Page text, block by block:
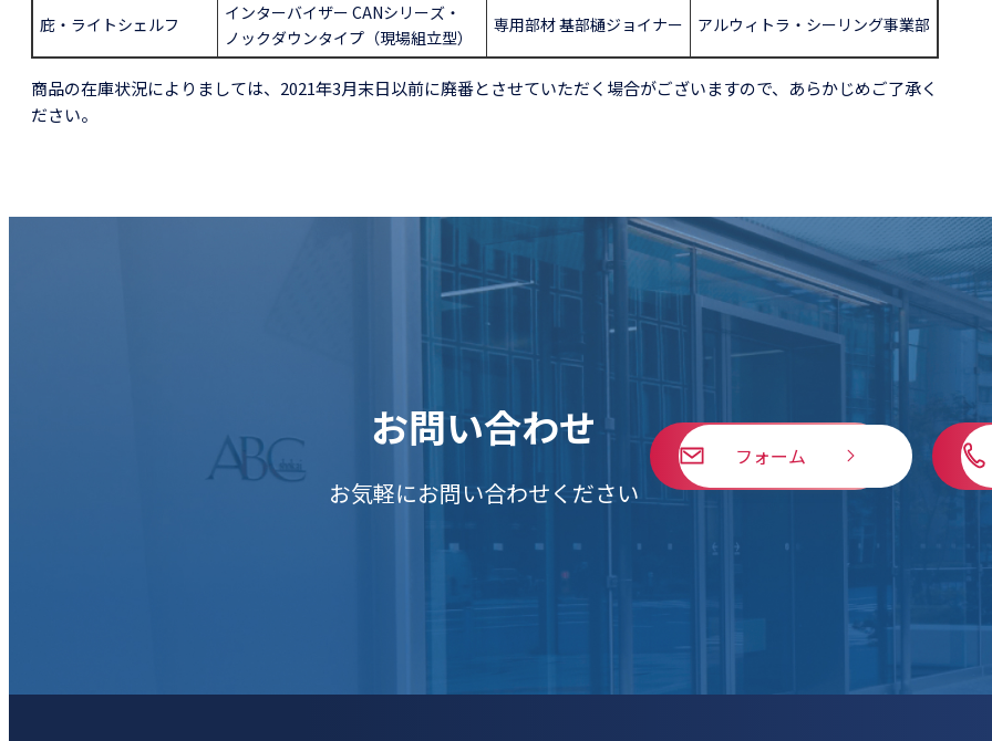
庇・ライトシェルフ
インターバイザー CANシリーズ・
ノックダウンタイプ（現場組立型）
専用部材 基部樋ジョイナー アルウィトラ・シーリング事業部
商品の在庫状況によりましては、2021年3月末日以前に廃番とさせていただく場合がございますので、あらかじめご了承く
ださい。
お問い合わせ
お気軽にお問い合わせください
フォーム